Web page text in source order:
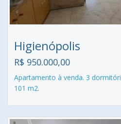
Higienópolis
R$ 950.000,00
Apartamento à venda. 3
101 m2.